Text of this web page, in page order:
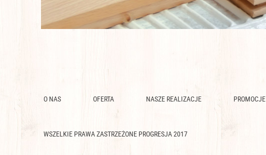
O NAS OFERTA NASZE REALIZACJE PROMOCJE
WSZELKIE PRAWA ZASTRZEŻONE PROGRESJA 2017